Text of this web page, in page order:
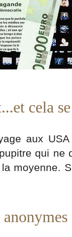
cela
aux
qui ne
moyenne.